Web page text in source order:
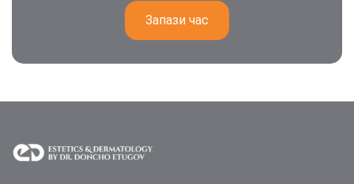
Запази час